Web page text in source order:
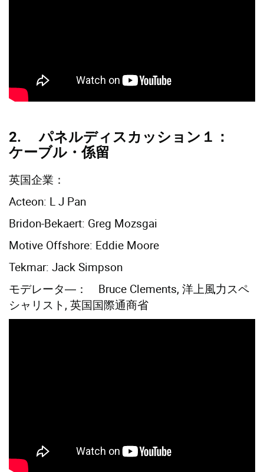
2. パネルディスカッション１：
ケーブル・係留
英国企業：
Acteon: L J Pan
Bridon-Bekaert: Greg Mozsgai
Motive Offshore: Eddie Moore
Tekmar: Jack Simpson
モデレータ―： Bruce Clements, 洋上風力スペ
シャリスト, 英国国際通商省